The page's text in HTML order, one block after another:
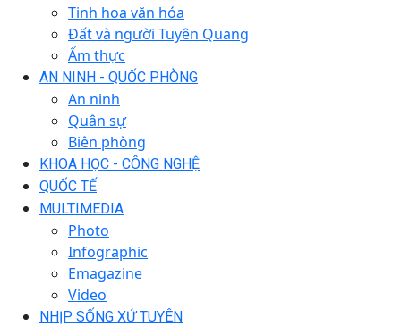
Tinh hoa văn hóa
Đất và người Tuyên Quang
Ẩm thực
AN NINH - QUỐC PHÒNG
An ninh
Quân sự
Biên phòng
KHOA HỌC - CÔNG NGHỆ
QUỐC TẾ
MULTIMEDIA
Photo
Infographic
Emagazine
Video
NHỊP SỐNG XỨ TUYÊN